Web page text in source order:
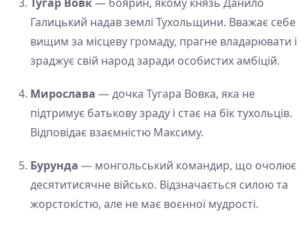
Галицький надав землі Тухольщини. Вважає себе
вищим за місцеву громаду, прагне владарювати і
зраджує свій народ заради особистих амбіцій.
Мирослава — дочка Тугара Вовка, яка не
підтримує батькову зраду і стає на бік тухольців.
Відповідає взаємністю Максиму.
Бурунда — монгольський командир, що очолює
десятитисячне військо. Відзначається силою та
жорстокістю, але не має воєнної мудрості.